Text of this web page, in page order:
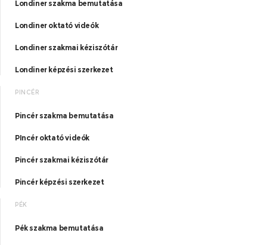
Londiner szakma bemutatása
Londiner oktató videók
Londiner szakmai kéziszótár
Londiner képzési szerkezet
PINCÉR
Pincér szakma bemutatása
PIncér oktató videók
Pincér szakmai kéziszótár
Pincér képzési szerkezet
PÉK
Pék szakma bemutatása